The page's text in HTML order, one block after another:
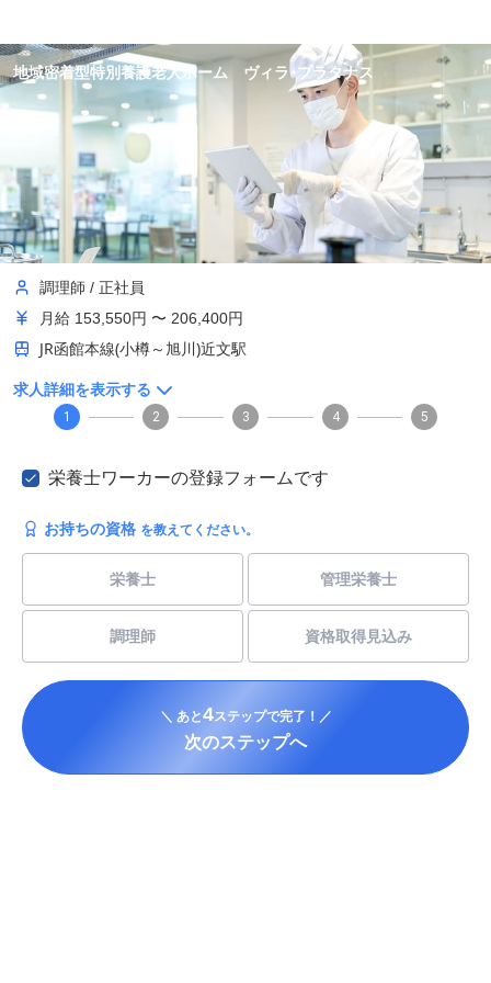
地域密着型特別養護老人ホーム ヴィラ･プラタナス
調理師 / 正社員
月給 153,550円 〜 206,400円
JR函館本線(小樽～旭川)近文駅
求人詳細を表示する
1 2 3 4 5
栄養士ワーカーの登録フォームです
お持ちの資格 を教えてください。
栄養士 管理栄養士
調理師 資格取得見込み
＼ あと4ステップで完了！／
次のステップへ